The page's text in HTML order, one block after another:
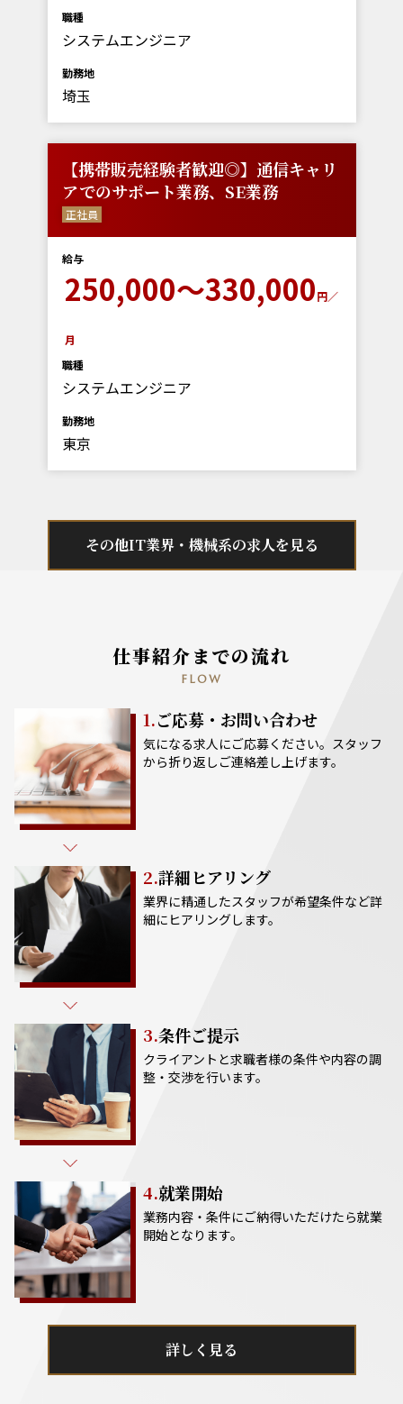
職種
システムエンジニア
勤務地
埼玉
【携帯販売経験者歓迎◎】通信キャリ
アでのサポート業務、SE業務
正社員
給与
250,000～330,000円／
月
職種
システムエンジニア
勤務地
東京
その他IT業界・機械系の求人を見る
仕事紹介までの流れ
FLOW
1.ご応募・お問い合わせ
気になる求人にご応募ください。スタッフ
から折り返しご連絡差し上げます。
2.詳細ヒアリング
業界に精通したスタッフが希望条件など詳
細にヒアリングします。
3.条件ご提示
クライアントと求職者様の条件や内容の調
整・交渉を行います。
4.就業開始
業務内容・条件にご納得いただけたら就業
開始となります。
詳しく見る